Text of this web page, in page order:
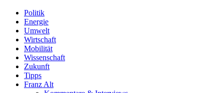
Politik
Energie
Umwelt
Wirtschaft
Mobilität
Wissenschaft
Zukunft
Tipps
Franz Alt